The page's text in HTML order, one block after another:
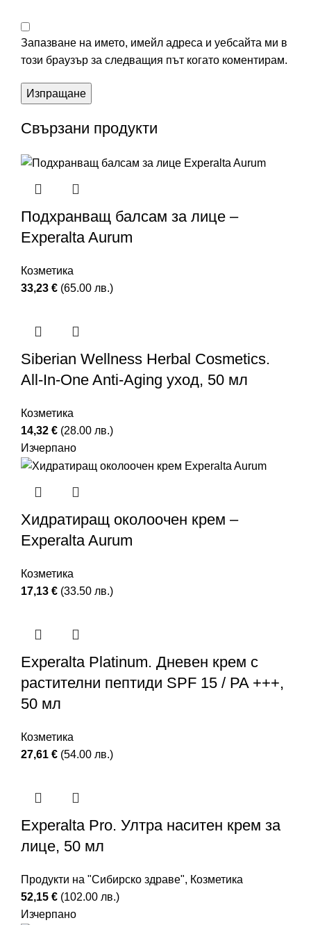
Запазване на името, имейл адреса и уебсайта ми в
този браузър за следващия път когато коментирам.
Свързани продукти
Подхранващ балсам за лице –
Experalta Aurum
Козметика
33,23 € (65.00 лв.)
Siberian Wellness Herbal Cosmetics.
All-In-One Anti-Aging уход, 50 мл
Козметика
14,32 € (28.00 лв.)
Изчерпано
Хидратиращ околоочен крем –
Experalta Aurum
Козметика
17,13 € (33.50 лв.)
Experalta Platinum. Дневен крем с
растителни пептиди SPF 15 / PA +++,
50 мл
Козметика
27,61 € (54.00 лв.)
Experalta Pro. Ултра наситен крем за
лице, 50 мл
Продукти на "Сибирско здраве", Козметика
52,15 € (102.00 лв.)
Изчерпано